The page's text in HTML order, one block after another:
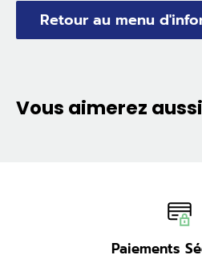
Retour au menu
Vous aimerez aussi
Paiements